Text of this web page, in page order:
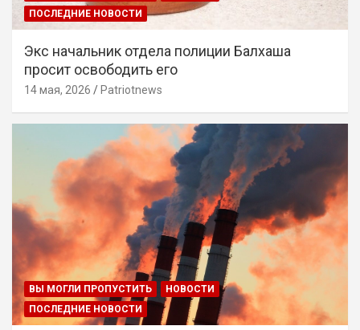
ПОСЛЕДНИЕ НОВОСТИ
Экс начальник отдела полиции Балхаша
просит освободить его
14 мая, 2026 Patriotnews
ВЫ МОГЛИ ПРОПУСТИТЬ
НОВОСТИ
ПОСЛЕДНИЕ НОВОСТИ